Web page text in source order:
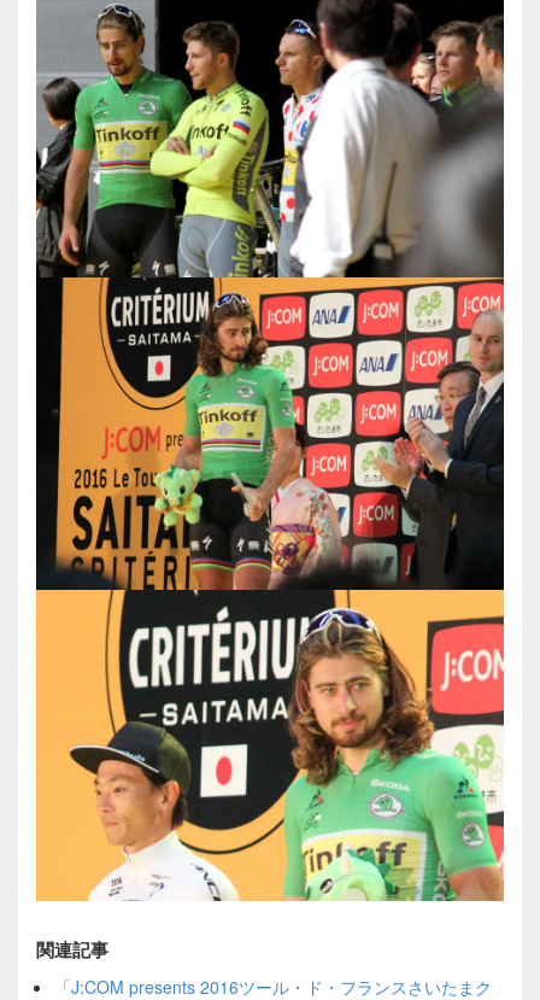
関連記事
「J:COM presents 2016ツール・ド・フランスさいたまク